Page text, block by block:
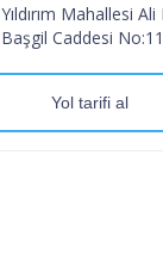
Yıldırım Mahallesi
Başgil Caddesi
Yol tarifi al